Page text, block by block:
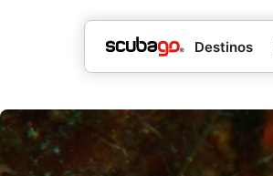
Destinos